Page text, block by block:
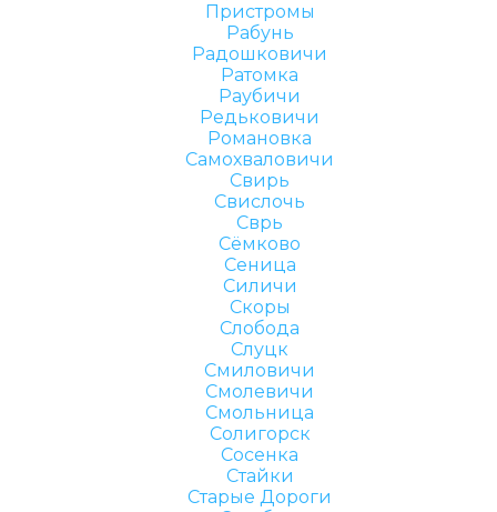
Пристромы
Рабунь
Радошковичи
Ратомка
Раубичи
Редьковичи
Романовка
Самохваловичи
Свирь
Свислочь
Сврь
Сёмково
Сеница
Силичи
Скоры
Слобода
Слуцк
Смиловичи
Смолевичи
Смольница
Солигорск
Сосенка
Стайки
Старые Дороги